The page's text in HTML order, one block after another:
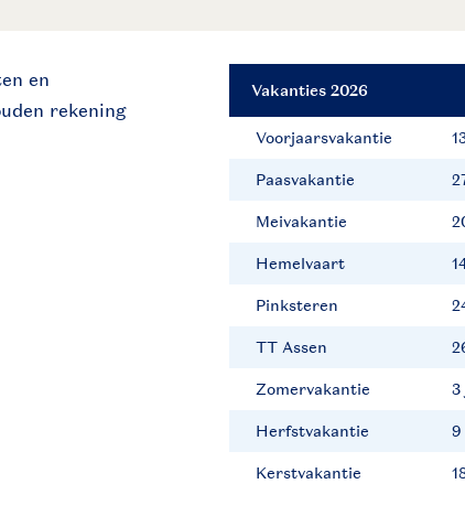
en
rekening
Vakanties 2026
Voorjaarsvakantie
Paasvakantie
Meivakantie
Hemelvaart
Pinksteren
TT Assen
Zomervakantie
3
Herfstvakantie
9
Kerstvakantie